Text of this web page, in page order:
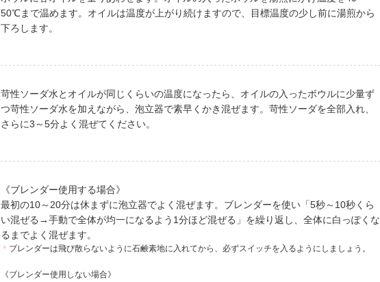
50℃まで温めます。オイルは温度が上がり続けますので、目標温度の少し前に湯煎から
下ろします。
苛性ソーダ水とオイルが同じくらいの温度になったら、オイルの入ったボウルに少量ず
つ苛性ソーダ水を加えながら、泡立器で素早くかき混ぜます。苛性ソーダを全部入れ、
さらに3～5分よく混ぜてください。
《ブレンダー使用する場合》
最初の10～20分は休まずに泡立器でよく混ぜます。ブレンダーを使い「5秒～10秒くら
い混ぜる→手動で全体が均一になるよう1分ほど混ぜる」を繰り返し、全体に白っぽくな
るまでよく混ぜます。
＊ ブレンダーは飛び散らないように石鹸素地に入れてから、必ずスイッチを入るようにしましょう。
《ブレンダー使用しない場合》